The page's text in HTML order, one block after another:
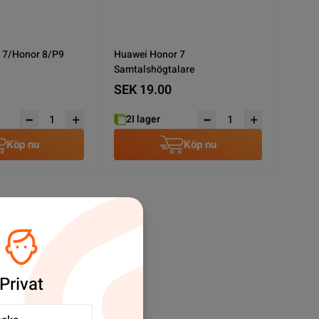
7/Honor 8/P9
Köp nu
Huawei Honor 7
Samtalshögtalare
SEK 19.00
2I lager
Köp nu
Privat